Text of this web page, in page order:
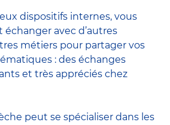
dispositifs internes, vous
avec d’autres
métiers pour partager vos
: des échanges
et très appréciés chez
peut se spécialiser dans les